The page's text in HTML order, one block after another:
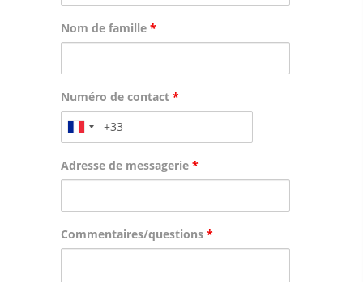
Nom de famille*
Numéro de contact*
Adresse de messagerie*
Commentaires/questions*